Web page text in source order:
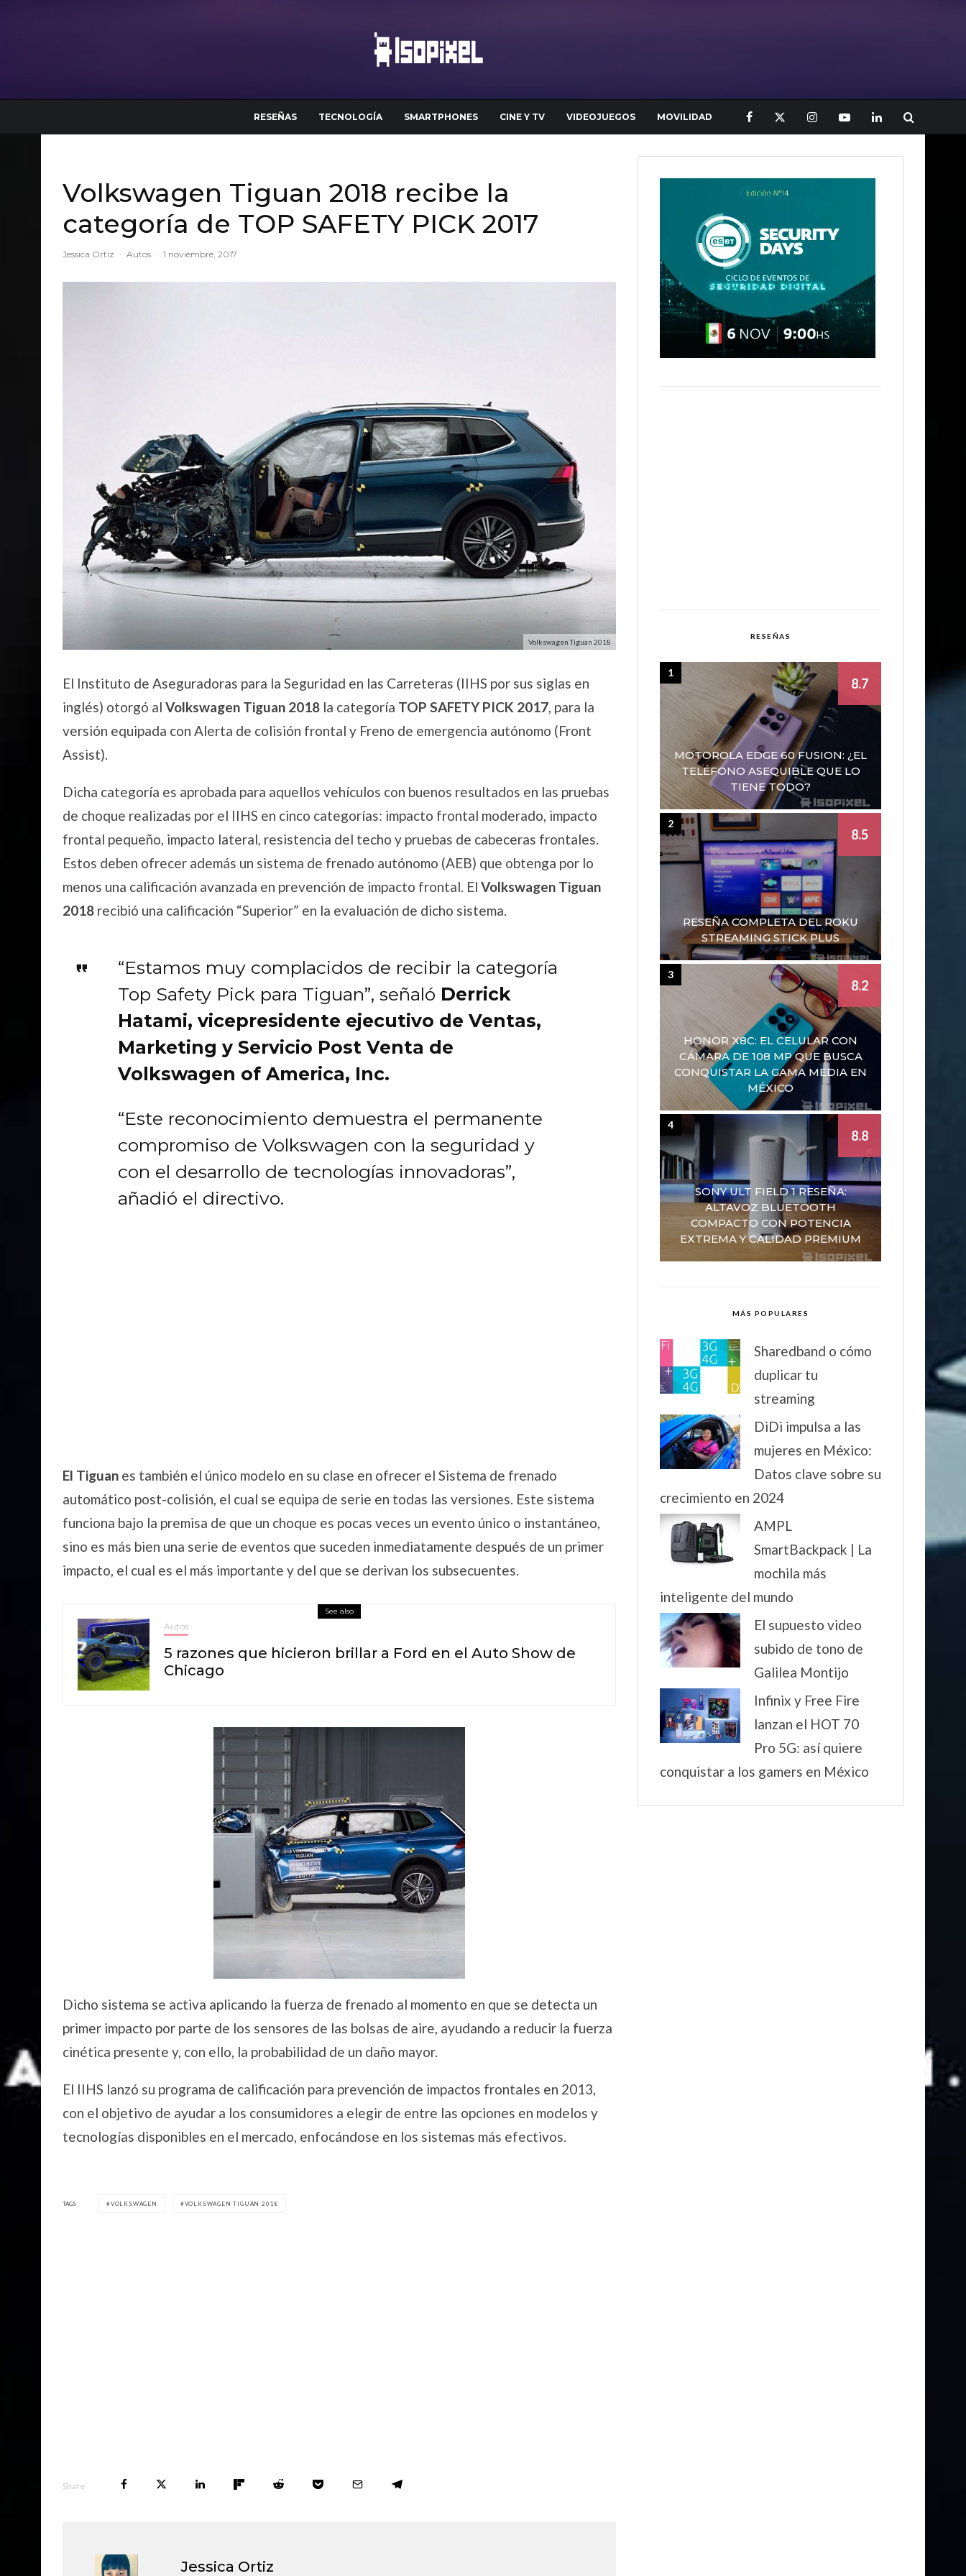
RESEÑAS TECNOLOGÍA SMARTPHONES CINE Y TV VIDEOJUEGOS MOVILIDAD
Volkswagen Tiguan 2018 recibe la
categoría de TOP SAFETY PICK 2017
Jessica Ortiz · Autos · 1 noviembre, 2017
Volkswagen Tiguan 2018
El Instituto de Aseguradoras para la Seguridad en las Carreteras (IIHS por sus siglas en
inglés) otorgó al Volkswagen Tiguan 2018 la categoría TOP SAFETY PICK 2017, para la
versión equipada con Alerta de colisión frontal y Freno de emergencia autónomo (Front
Assist).
Dicha categoría es aprobada para aquellos vehículos con buenos resultados en las pruebas
de choque realizadas por el IIHS en cinco categorías: impacto frontal moderado, impacto
frontal pequeño, impacto lateral, resistencia del techo y pruebas de cabeceras frontales.
Estos deben ofrecer además un sistema de frenado autónomo (AEB) que obtenga por lo
menos una calificación avanzada en prevención de impacto frontal. El Volkswagen Tiguan
2018 recibió una calificación “Superior” en la evaluación de dicho sistema.
“Estamos muy complacidos de recibir la categoría
Top Safety Pick para Tiguan”, señaló Derrick
Hatami, vicepresidente ejecutivo de Ventas,
Marketing y Servicio Post Venta de
Volkswagen of America, Inc.
“Este reconocimiento demuestra el permanente
compromiso de Volkswagen con la seguridad y
con el desarrollo de tecnologías innovadoras”,
añadió el directivo.
El Tiguan es también el único modelo en su clase en ofrecer el Sistema de frenado
automático post-colisión, el cual se equipa de serie en todas las versiones. Este sistema
funciona bajo la premisa de que un choque es pocas veces un evento único o instantáneo,
sino es más bien una serie de eventos que suceden inmediatamente después de un primer
impacto, el cual es el más importante y del que se derivan los subsecuentes.
See also
Autos
5 razones que hicieron brillar a Ford en el Auto Show de
Chicago
Dicho sistema se activa aplicando la fuerza de frenado al momento en que se detecta un
primer impacto por parte de los sensores de las bolsas de aire, ayudando a reducir la fuerza
cinética presente y, con ello, la probabilidad de un daño mayor.
El IIHS lanzó su programa de calificación para prevención de impactos frontales en 2013,
con el objetivo de ayudar a los consumidores a elegir de entre las opciones en modelos y
tecnologías disponibles en el mercado, enfocándose en los sistemas más efectivos.
TAGS VOLKSWAGEN VOLKSWAGEN TIGUAN 2018
Share
Jessica Ortiz
RESEÑAS
MOTOROLA EDGE 60 FUSION: ¿EL
TELÉFONO ASEQUIBLE QUE LO
TIENE TODO?
8.7
1
RESEÑA COMPLETA DEL ROKU
STREAMING STICK PLUS
8.5
2
HONOR X8C: EL CELULAR CON
CÁMARA DE 108 MP QUE BUSCA
CONQUISTAR LA GAMA MEDIA EN
MÉXICO
8.2
3
SONY ULT FIELD 1 RESEÑA:
ALTAVOZ BLUETOOTH
COMPACTO CON POTENCIA
EXTREMA Y CALIDAD PREMIUM
8.8
4
MÁS POPULARES
Sharedband o cómo
duplicar tu
streaming
DiDi impulsa a las
mujeres en México:
Datos clave sobre su
crecimiento en 2024
AMPL
SmartBackpack | La
mochila más
inteligente del mundo
El supuesto video
subido de tono de
Galilea Montijo
Infinix y Free Fire
lanzan el HOT 70
Pro 5G: así quiere
conquistar a los gamers en México